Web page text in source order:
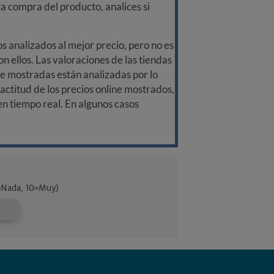
compra del producto, analices si
analizados al mejor precio, pero no es
ellos. Las valoraciones de las tiendas
mostradas están analizadas por lo
de los precios online mostrados,
tiempo real. En algunos casos